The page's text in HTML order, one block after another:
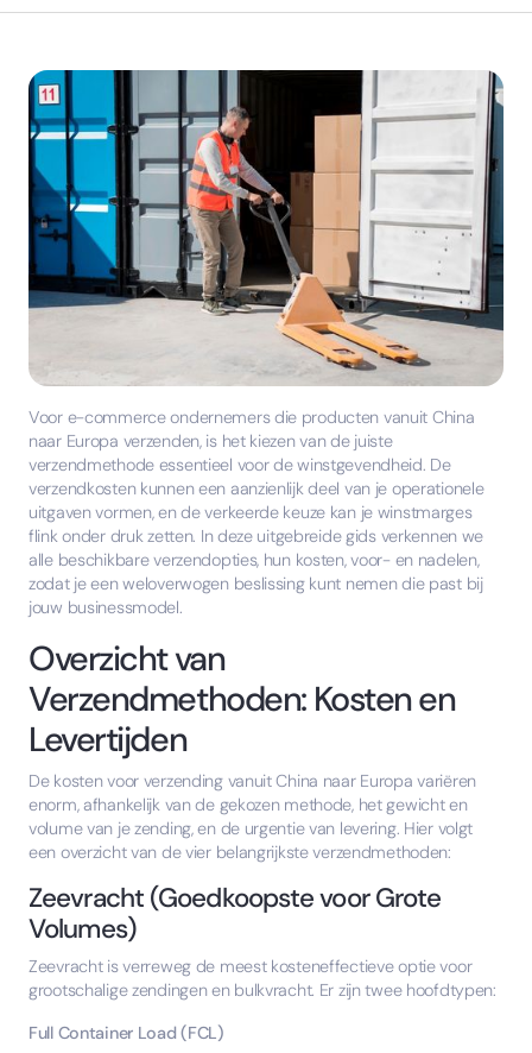
Voor e-commerce ondernemers die producten vanuit China
naar Europa verzenden, is het kiezen van de juiste
verzendmethode essentieel voor de winstgevendheid. De
verzendkosten kunnen een aanzienlijk deel van je operationele
uitgaven vormen, en de verkeerde keuze kan je winstmarges
flink onder druk zetten. In deze uitgebreide gids verkennen we
alle beschikbare verzendopties, hun kosten, voor- en nadelen,
zodat je een weloverwogen beslissing kunt nemen die past bij
jouw businessmodel.
Overzicht van
Verzendmethoden: Kosten en
Levertijden
De kosten voor verzending vanuit China naar Europa variëren
enorm, afhankelijk van de gekozen methode, het gewicht en
volume van je zending, en de urgentie van levering. Hier volgt
een overzicht van de vier belangrijkste verzendmethoden:
Zeevracht (Goedkoopste voor Grote
Volumes)
Zeevracht is verreweg de meest kosteneffectieve optie voor
grootschalige zendingen en bulkvracht. Er zijn twee hoofdtypen:
Full Container Load (FCL)